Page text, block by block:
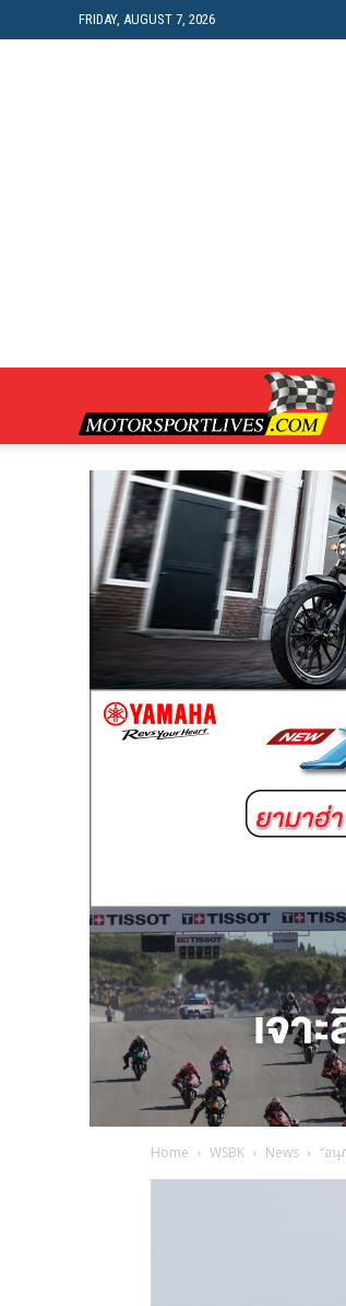
FRIDAY, AUGUST 7, 2026
Home WSBK News “อนุ